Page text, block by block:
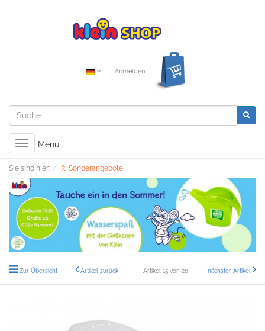
Anmelden
Toggle
navigation
Menü
Sie sind hier: % Sonderangebote
Zur Übersicht Artikel zurück Artikel 15 von 20 nächster Artikel